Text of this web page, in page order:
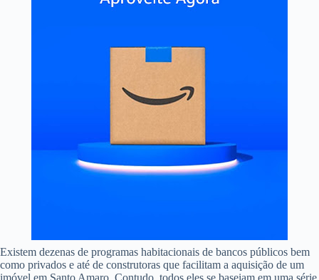
Existem dezenas de programas habitacionais de bancos públicos bem
como privados e até de construtoras que facilitam a aquisição de um
imóvel em Santo Amaro. Contudo, todos eles se baseiam em uma série